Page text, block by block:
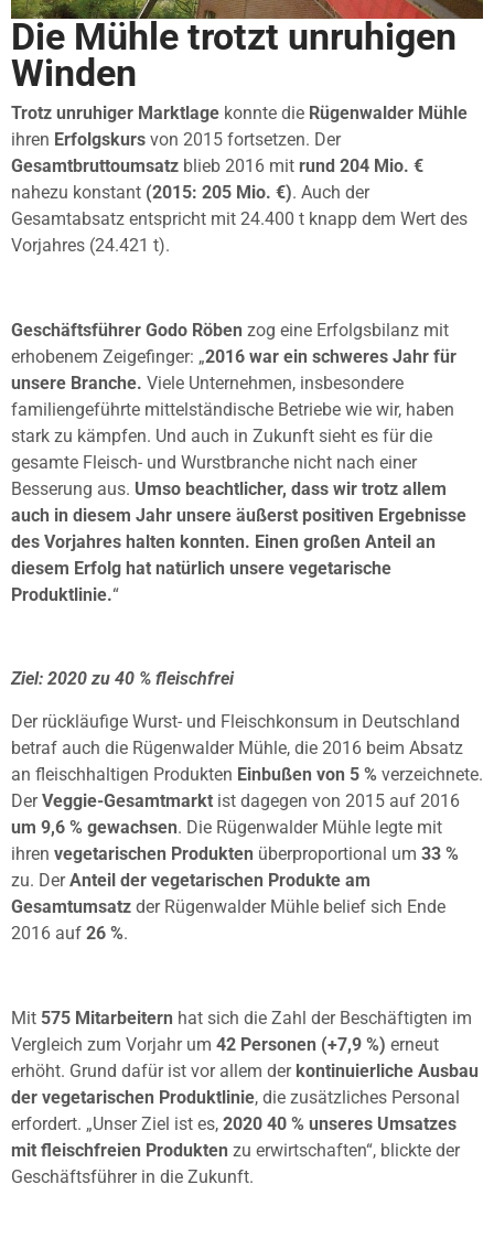
Die Mühle trotzt unruhigen
Winden
Trotz unruhiger Marktlage konnte die Rügenwalder Mühle
ihren Erfolgskurs von 2015 fortsetzen. Der
Gesamtbruttoumsatz blieb 2016 mit rund 204 Mio. €
nahezu konstant (2015: 205 Mio. €). Auch der
Gesamtabsatz entspricht mit 24.400 t knapp dem Wert des
Vorjahres (24.421 t).
Geschäftsführer Godo Röben zog eine Erfolgsbilanz mit
erhobenem Zeigefinger: „2016 war ein schweres Jahr für
unsere Branche. Viele Unternehmen, insbesondere
familiengeführte mittelständische Betriebe wie wir, haben
stark zu kämpfen. Und auch in Zukunft sieht es für die
gesamte Fleisch- und Wurstbranche nicht nach einer
Besserung aus. Umso beachtlicher, dass wir trotz allem
auch in diesem Jahr unsere äußerst positiven Ergebnisse
des Vorjahres halten konnten. Einen großen Anteil an
diesem Erfolg hat natürlich unsere vegetarische
Produktlinie.“
Ziel: 2020 zu 40 % fleischfrei
Der rückläufige Wurst- und Fleischkonsum in Deutschland
betraf auch die Rügenwalder Mühle, die 2016 beim Absatz
an fleischhaltigen Produkten Einbußen von 5 % verzeichnete.
DerVeggie-Gesamtmarkt ist dagegen von 2015 auf 2016
um 9,6 % gewachsen. Die Rügenwalder Mühle legte mit
ihren vegetarischen Produkten überproportional um 33 %
zu. DerAnteil der vegetarischen Produkte am
Gesamtumsatz der Rügenwalder Mühle belief sich Ende
2016 auf 26 %.
Mit 575 Mitarbeitern hat sich die Zahl der Beschäftigten im
Vergleich zum Vorjahr um 42 Personen (+7,9 %) erneut
erhöht. Grund dafür ist vor allem der kontinuierliche Ausbau
der vegetarischen Produktlinie, die zusätzliches Personal
erfordert. „Unser Ziel ist es, 2020 40 % unseres Umsatzes
mit fleischfreien Produkten zu erwirtschaften“, blickte der
Geschäftsführer in die Zukunft.